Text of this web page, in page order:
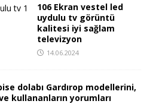
106 Ekran vestel led
uydulu tv görüntü
kalitesi iyi sağlam
televizyon
14.06.2024
ikinci el elbise dolabı Gardırop
modellerini, çeşitlerini ve